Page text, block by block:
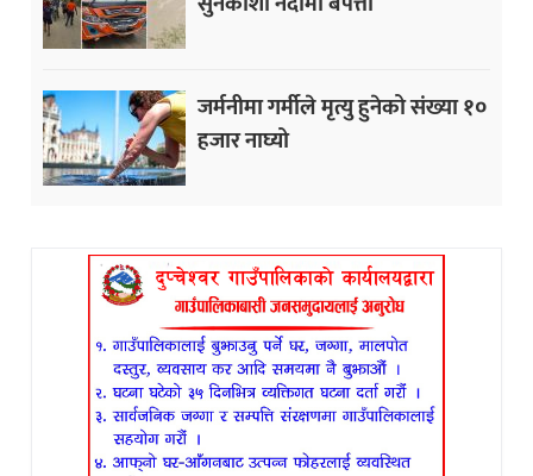
जर्मनीमा गर्मीले मृत्यु हुनेको संख्या १०
हजार नाघ्यो